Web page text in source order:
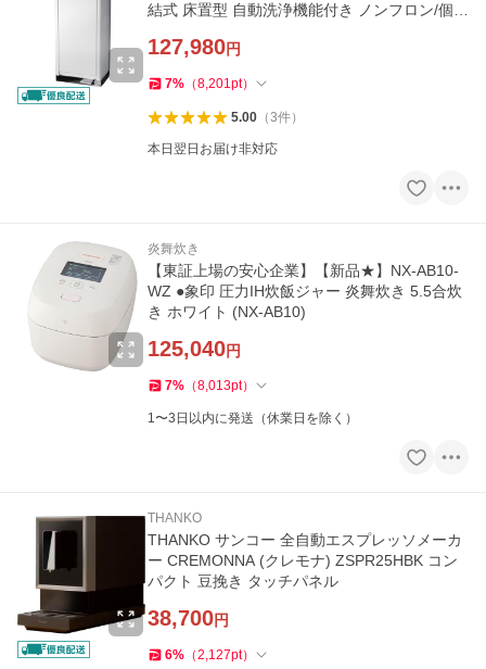
結式 床置型 自動洗浄機能付き ノンフロン/個人
127,980円
7% （8,201pt）
5.00（3件）
本日翌日お届け非対応
炎舞炊き
【東証上場の安心企業】【新品★】NX-AB10-
WZ ●象印 圧力IH炊飯ジャー 炎舞炊き 5.5合炊
き ホワイト (NX-AB10)
125,040円
7% （8,013pt）
1〜3日以内に発送（休業日を除く）
THANKO
THANKO サンコー 全自動エスプレッソメーカ
ー CREMONNA (クレモナ) ZSPR25HBK コン
パクト 豆挽き タッチパネル
38,700円
6% （2,127pt）